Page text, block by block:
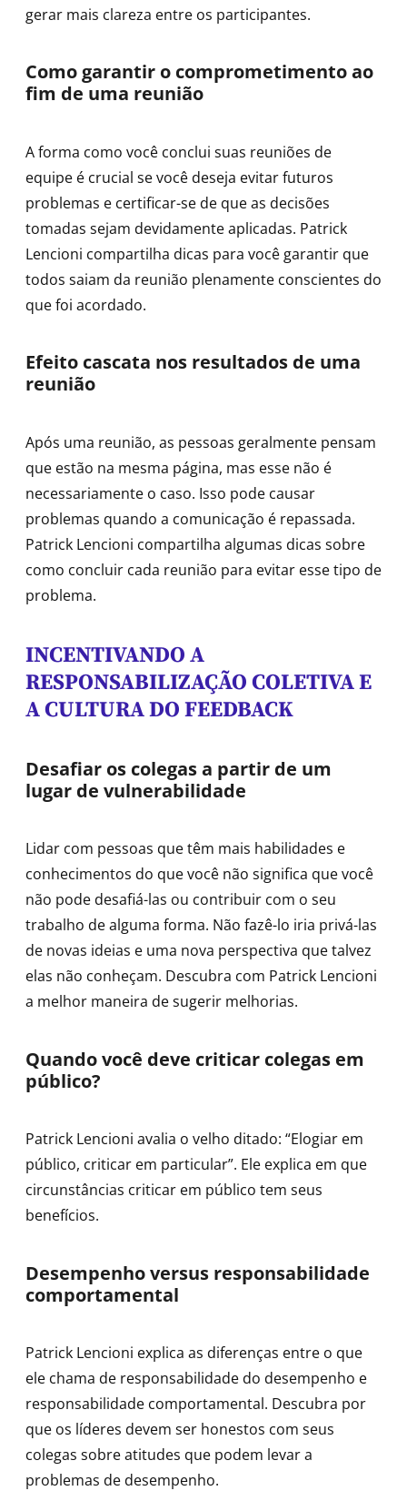
gerar mais clareza entre os participantes.
Como garantir o comprometimento ao
fim de uma reunião
A forma como você conclui suas reuniões de
equipe é crucial se você deseja evitar futuros
problemas e certificar-se de que as decisões
tomadas sejam devidamente aplicadas. Patrick
Lencioni compartilha dicas para você garantir que
todos saiam da reunião plenamente conscientes do
que foi acordado.
Efeito cascata nos resultados de uma
reunião
Após uma reunião, as pessoas geralmente pensam
que estão na mesma página, mas esse não é
necessariamente o caso. Isso pode causar
problemas quando a comunicação é repassada.
Patrick Lencioni compartilha algumas dicas sobre
como concluir cada reunião para evitar esse tipo de
problema.
INCENTIVANDO A
RESPONSABILIZAÇÃO COLETIVA E
A CULTURA DO FEEDBACK
Desafiar os colegas a partir de um
lugar de vulnerabilidade
Lidar com pessoas que têm mais habilidades e
conhecimentos do que você não significa que você
não pode desafiá-las ou contribuir com o seu
trabalho de alguma forma. Não fazê-lo iria privá-las
de novas ideias e uma nova perspectiva que talvez
elas não conheçam. Descubra com Patrick Lencioni
a melhor maneira de sugerir melhorias.
Quando você deve criticar colegas em
público?
Patrick Lencioni avalia o velho ditado: “Elogiar em
público, criticar em particular”. Ele explica em que
circunstâncias criticar em público tem seus
benefícios.
Desempenho versus responsabilidade
comportamental
Patrick Lencioni explica as diferenças entre o que
ele chama de responsabilidade do desempenho e
responsabilidade comportamental. Descubra por
que os líderes devem ser honestos com seus
colegas sobre atitudes que podem levar a
problemas de desempenho.